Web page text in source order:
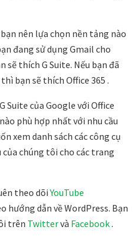
nên lựa chọn nền tảng nào
đang sử dụng Gmail cho
sẽ thích G Suite. Nếu bạn đã
bạn sẽ thích Office 365 .
Suite của Google với Office
phù hợp nhất với nhu cầu
xem danh sách các công cụ
chúng tôi cho các trang
theo dõiYouTube
hướng dẫn về WordPress. Bạn
trên Twittervà Facebook.